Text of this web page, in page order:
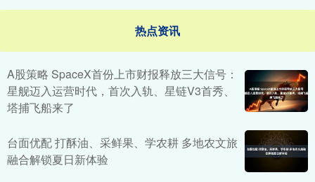
热点资讯
A股策略 SpaceX首份上市财报释放三大信号：
星舰迈入运营时代，首次入轨、星链V3首秀、
塔捕飞船来了
台面优配 打酥油、采鲜果、学农耕 多地农文旅
融合解锁夏日新体验